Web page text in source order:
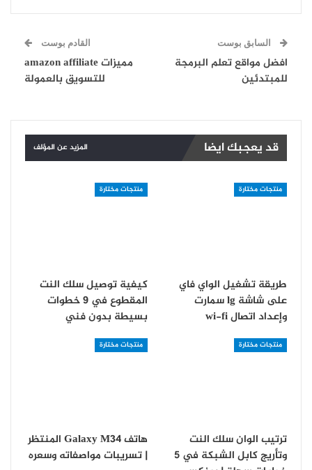
السابق بوست
افضل مواقع تعلم البرمجة
للمبتدئين
القادم بوست
مميزات amazon affiliate
للتسويق بالعمولة
قد يعجبك ايضا المزيد عن المؤلف
منتجات مختارة
طريقة تشغيل الواي فاي
على شاشة lg سمارت
و‏إعداد اتصال wi-fi
منتجات مختارة
كيفية توصيل سلك النت
المقطوع في 9 خطوات
بسيطة بدون فني
منتجات مختارة
ترتيب الوان سلك النت
وتأريج كابل الشبكة في 5
منتجات مختارة
هاتف Galaxy M34 المنتظر
| تسريبات مواصفاته وسعره